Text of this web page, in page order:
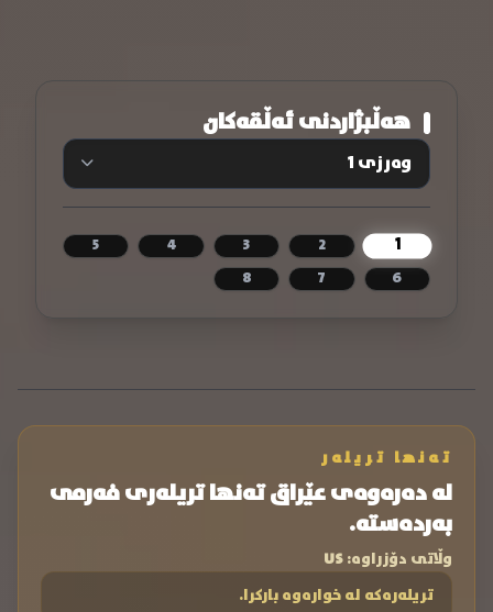
هەڵبژاردنی ئەڵقەکان
1
2
3
4
5
6
7
8
تەنها تریلەر
لە دەرەوەی عێراق تەنها تریلەری فەرمی
بەردەستە.
وڵاتی دۆزراوە:US
تریلەرەکە لە خوارەوە بارکرا.